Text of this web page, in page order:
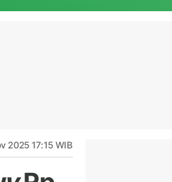
2025 17:15 WIB